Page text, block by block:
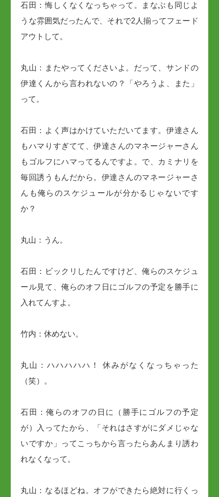
石田：悔しくなくなっちゃって。まなぶも同じよ
うな雰囲気だったんで、それで2人揃ってフェード
アウトして。
丸山：またやってくださいよ。だって、サンドの
伊達くんから言われないの？「やろうよ、また」
って。
石田：よく声はかけていただいてます。伊達さん
もハマりすぎてて、伊達さんのマネージャーさん
もゴルフにハマってるんですよ。で、カミナリを
毎回誘うもんだから。伊達さんのマネージャーさ
んも俺らのスケジュールが分かるじゃないです
か？
丸山：うん。
石田：ビックリしたんですけど、俺らのスケジュ
ール見て、俺らのオフ日にゴルフの予定を勝手に
入れてんすよ。
竹内：休めない。
丸山：ハハハハハ！ 休みがなくなっちゃった
（笑）。
石田：俺らのオフの日に（勝手にゴルフの予定
が）入ってたから、「それはさすがにダメじゃな
いですか」ってこっちから言ったらあんまり誘わ
れなくなって。
丸山：なるほどね。オフができたら絶対に行くっ